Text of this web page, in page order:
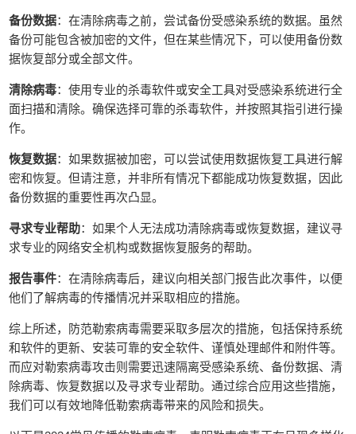
备份数据：在清除病毒之前，尝试备份受感染系统的数据。虽然
备份可能包含被加密的文件，但在某些情况下，可以使用备份数
据恢复部分或全部文件。
清除病毒：使用专业的杀毒软件或安全工具对受感染系统进行全
面扫描和清除。确保选择可靠的杀毒软件，并按照其指引进行操
作。
恢复数据：如果数据被加密，可以尝试使用数据恢复工具进行解
密和恢复。但请注意，并非所有情况下都能成功恢复数据，因此
备份数据的重要性再次凸显。
寻求专业帮助：如果个人无法成功清除病毒或恢复数据，建议寻
求专业的网络安全机构或数据恢复服务的帮助。
报告事件：在清除病毒后，建议向相关部门报告此次事件，以便
他们了解病毒的传播情况并采取相应的措施。
综上所述，防范勒索病毒需要采取多层次的措施，包括保持系统
和软件的更新、安装可靠的安全软件、谨慎处理邮件和附件等。
而应对勒索病毒攻击则需要迅速隔离受感染系统、备份数据、清
除病毒、恢复数据以及寻求专业帮助。通过综合应用这些措施，
我们可以有效地降低勒索病毒带来的风险和损失。